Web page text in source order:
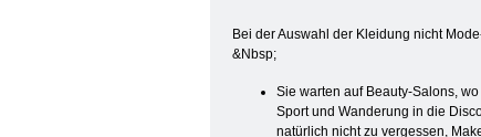
Bei der Auswahl der Kleidung nicht
&Nbsp;
Sie warten auf Beauty-Salons,
Sport und Wanderung in die
natürlich nicht zu vergessen,